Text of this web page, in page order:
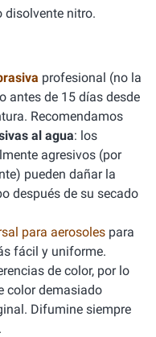
nitro.
profesional (no la
antes de 15 días desde
Recomendamos
al agua: los
agresivos (por
pueden dañar la
después de su secado
para aerosoles para
fácil y uniforme.
de color, por lo
color demasiado
Difumine siempre